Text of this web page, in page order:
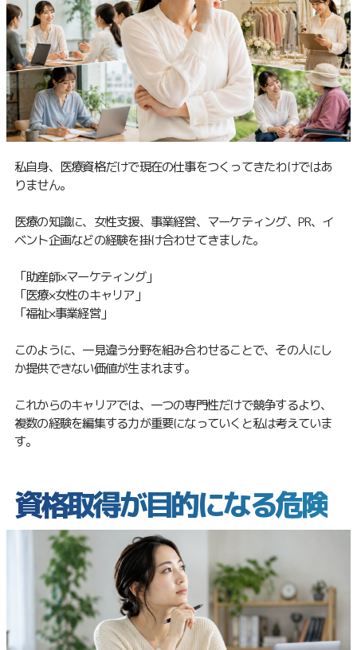
私自身、医療資格だけで現在の仕事をつくってきたわけではあ
りません。
医療の知識に、女性支援、事業経営、マーケティング、PR、イ
ベント企画などの経験を掛け合わせてきました。
「助産師×マーケティング」
「医療×女性のキャリア」
「福祉×事業経営」
このように、一見違う分野を組み合わせることで、その人にし
か提供できない価値が生まれます。
これからのキャリアでは、一つの専門性だけで競争するより、
複数の経験を編集する力が重要になっていくと私は考えていま
す。
資格取得が目的になる危険